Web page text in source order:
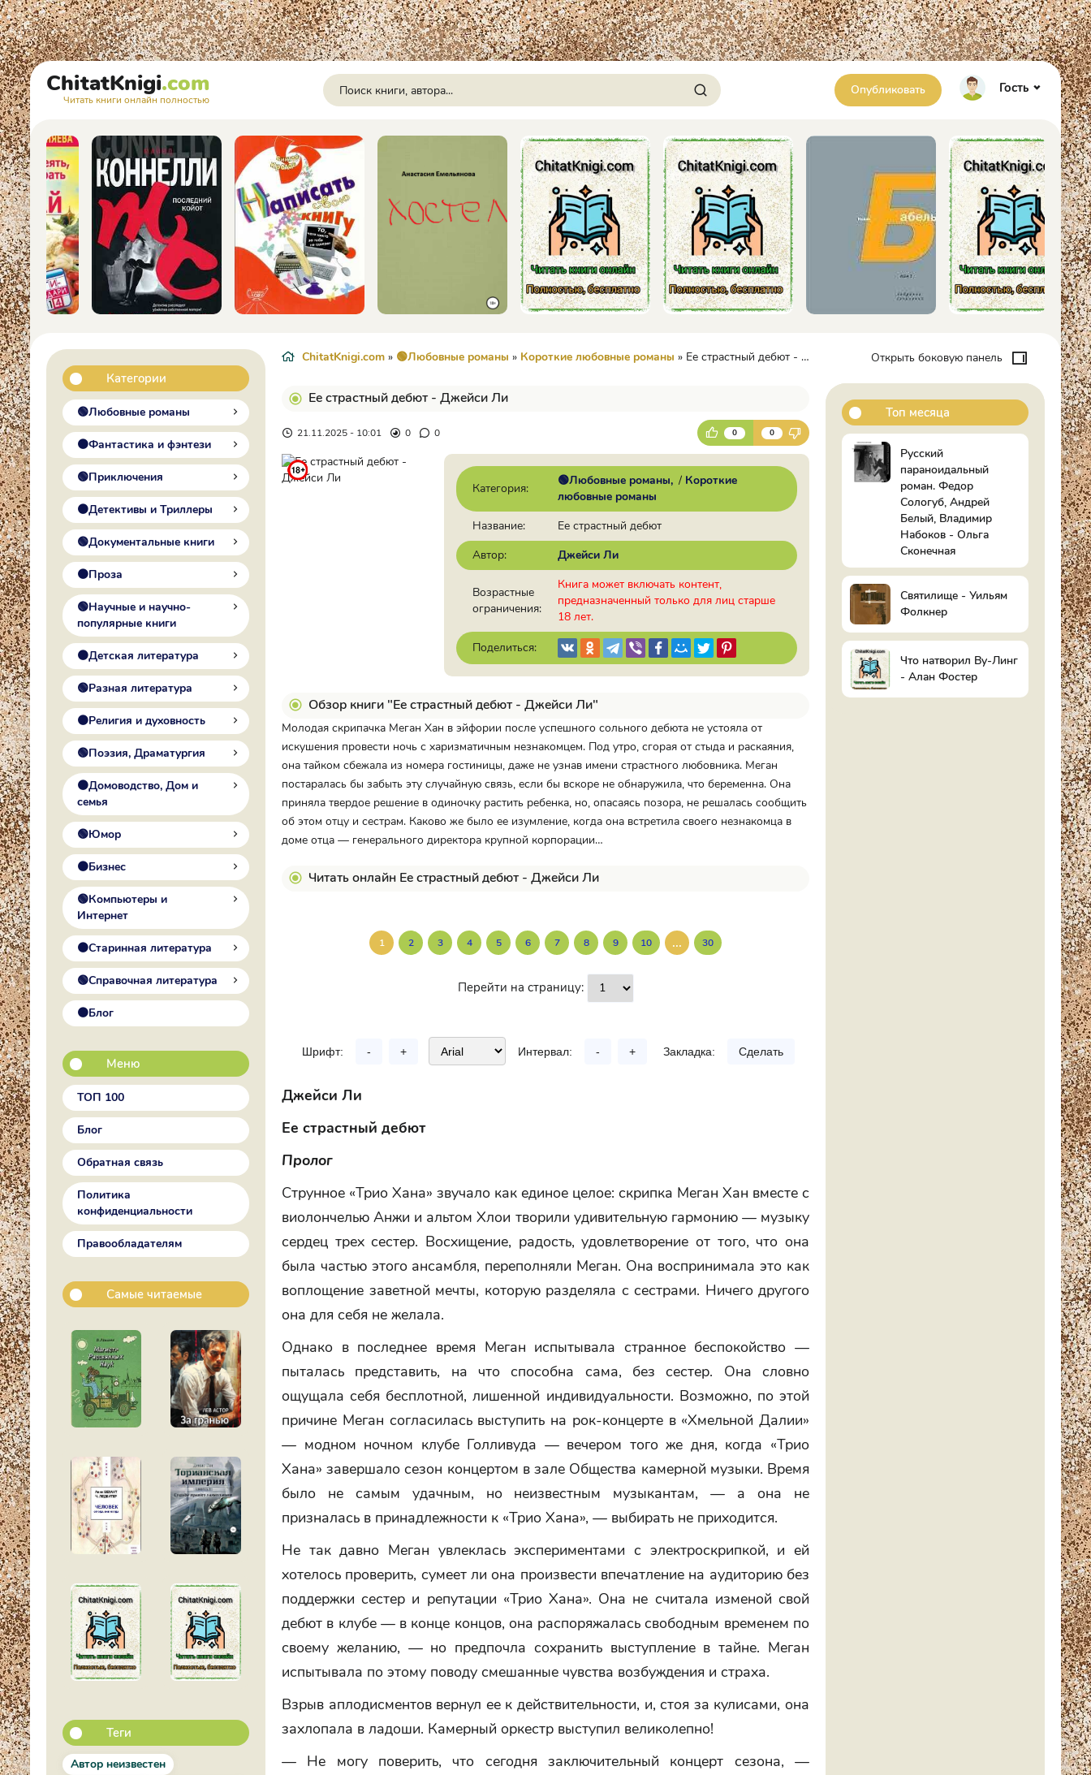
ChitatKnigi.com
Читать книги онлайн полностью
Опубликовать Гость
Категории
🟢Любовные романы
🟠Фантастика и фэнтези
🟢Приключения
🟠Детективы и Триллеры
🟢Документальные книги
🟠Проза
🟢Научные и научно-
популярные книги
🟠Детская литература
🟢Разная литература
🟠Религия и духовность
🟢Поэзия, Драматургия
🟠Домоводство, Дом и
семья
🟢Юмор
🟠Бизнес
🟢Компьютеры и
Интернет
🟠Старинная литература
🟢Справочная литература
🟠Блог
Меню
ТОП 100
Блог
Обратная связь
Политика
конфиденциальности
Правообладателям
Самые читаемые
Теги
Автор неизвестен
ChitatKnigi.com » 🟢Любовные романы » Короткие любовные романы » Ее страстный дебют - Джейси Ли
Ее страстный дебют - Джейси Ли
21.11.2025 - 10:01 0 0 0 0
Категория:
🟢Любовные романы / Короткие
любовные романы
Название:
Ее страстный дебют
Автор:
Джейси Ли
Возрастные
ограничения:
Книга может включать контент,
предназначенный только для лиц старше
18 лет.
Поделиться:
Обзор книги "Ее страстный дебют - Джейси Ли"
Молодая скрипачка Меган Хан в эйфории после успешного сольного дебюта не устояла от
искушения провести ночь с харизматичным незнакомцем. Под утро, сгорая от стыда и раскаяния,
она тайком сбежала из номера гостиницы, даже не узнав имени страстного любовника. Меган
постаралась бы забыть эту случайную связь, если бы вскоре не обнаружила, что беременна. Она
приняла твердое решение в одиночку растить ребенка, но, опасаясь позора, не решалась сообщить
об этом отцу и сестрам. Каково же было ее изумление, когда она встретила своего незнакомца в
доме отца — генерального директора крупной корпорации…
Читать онлайн Ее страстный дебют - Джейси Ли
1 2 3 4 5 6 7 8 9 10 ... 30
Перейти на страницу:
Шрифт: - + Интервал: - + Закладка: Сделать
Джейси Ли
Ее страстный дебют
Пролог
Струнное «Трио Хана» звучало как единое целое: скрипка Меган Хан вместе с
виолончелью Анжи и альтом Хлои творили удивительную гармонию — музыку
сердец трех сестер. Восхищение, радость, удовлетворение от того, что она
была частью этого ансамбля, переполняли Меган. Она воспринимала это как
воплощение заветной мечты, которую разделяла с сестрами. Ничего другого
она для себя не желала.
Однако в последнее время Меган испытывала странное беспокойство —
пыталась представить, на что способна сама, без сестер. Она словно
ощущала себя бесплотной, лишенной индивидуальности. Возможно, по этой
причине Меган согласилась выступить на рок-концерте в «Хмельной Далии»
— модном ночном клубе Голливуда — вечером того же дня, когда «Трио
Хана» завершало сезон концертом в зале Общества камерной музыки. Время
было не самым удачным, но неизвестным музыкантам, — а она не
призналась в принадлежности к «Трио Хана», — выбирать не приходится.
Не так давно Меган увлеклась экспериментами с электроскрипкой, и ей
хотелось проверить, сумеет ли она произвести впечатление на аудиторию без
поддержки сестер и репутации «Трио Хана». Она не считала изменой свой
дебют в клубе — в конце концов, она распоряжалась свободным временем по
своему желанию, — но предпочла сохранить выступление в тайне. Меган
испытывала по этому поводу смешанные чувства возбуждения и страха.
Взрыв аплодисментов вернул ее к действительности, и, стоя за кулисами, она
захлопала в ладоши. Камерный оркестр выступил великолепно!
— Не могу поверить, что сегодня заключительный концерт сезона, —
Открыть боковую панель
Топ месяца
Русский
параноидальный
роман. Федор
Сологуб, Андрей
Белый, Владимир
Набоков - Ольга
Сконечная
Святилище - Уильям
Фолкнер
Что натворил Ву-Линг
- Алан Фостер